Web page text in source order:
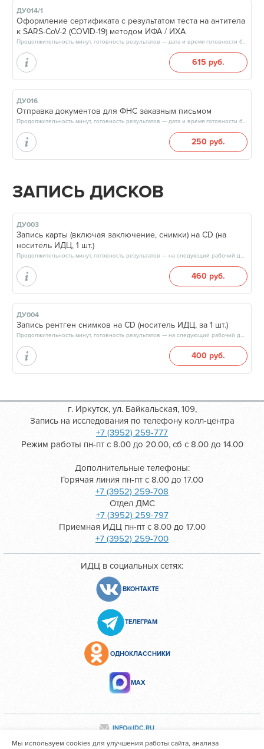
ДУ014/1
Оформление сертификата с результатом теста на антитела
к SARS-CoV-2 (COVID-19) методом ИФА / ИХА
Продолжительность минут, готовность результатов — дата и время готовности будут сообщены врачом в день приёма
615 руб.
ДУ016
Отправка документов для ФНС заказным письмом
Продолжительность минут, готовность результатов — дата и время готовности будут сообщены врачом в день приёма
250 руб.
ЗАПИСЬ ДИСКОВ
ДУ003
Запись карты (включая заключение, снимки) на CD (на
носитель ИДЦ, 1 шт.)
Продолжительность минут, готовность результатов — на следующий рабочий день, после 10:00
460 руб.
ДУ004
Запись рентген снимков на CD (носитель ИДЦ, за 1 шт.)
Продолжительность минут, готовность результатов — на следующий рабочий день, после 10:00
400 руб.
г. Иркутск, ул. Байкальская, 109,
Запись на исследования по телефону колл-центра
+7 (3952) 259-777
Режим работы пн-пт с 8.00 до 20.00, сб с 8.00 до 14.00
Дополнительные телефоны:
Горячая линия пн-пт с 8.00 до 17.00
+7 (3952) 259-708
Отдел ДМС
+7 (3952) 259-797
Приемная ИДЦ пн-пт с 8.00 до 17.00
+7 (3952) 259-700
ИДЦ в социальных сетях:
ВКОНТАКТЕ
ТЕЛЕГРАМ
ОДНОКЛАССНИКИ
МАХ
INFO@IDC.RU
Мы используем cookies для улучшения работы сайта, анализа